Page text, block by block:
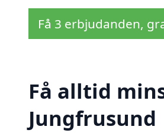
Få 3 erbjudanden,
Få alltid
Jungfrusund